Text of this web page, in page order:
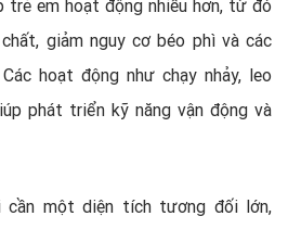
trẻ em hoạt động nhiều hơn, từ đó
giảm nguy cơ béo phì và các
hoạt động như chạy nhảy, leo
phát triển kỹ năng vận động và
cần một diện tích tương đối lớn,